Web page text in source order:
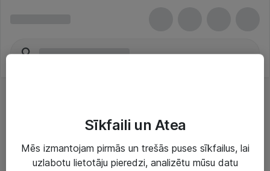
Risinājumi & Pakalpojumi
Sīkfaili un Atea
Mēs izmantojam pirmās un trešās puses sīkfailus, lai
uzlabotu lietotāju pieredzi, analizētu mūsu datu